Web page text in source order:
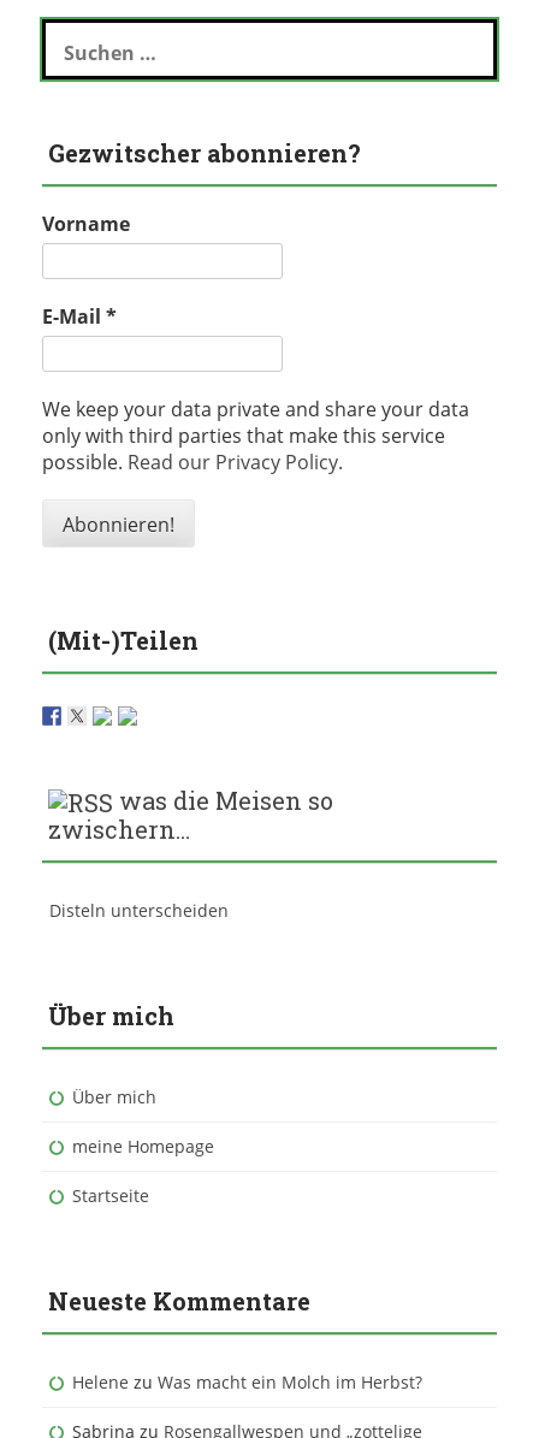
Suchen
nach:
Gezwitscher abonnieren?
Vorname
E-Mail *
We keep your data private and share your data
only with third parties that make this service
possible. Read our Privacy Policy.
(Mit-)Teilen
was die Meisen so
zwischern…
Disteln unterscheiden
Über mich
Über mich
meine Homepage
Startseite
Neueste Kommentare
Helene zu Was macht ein Molch im Herbst?
Sabrina zu Rosengallwespen und „zottelige